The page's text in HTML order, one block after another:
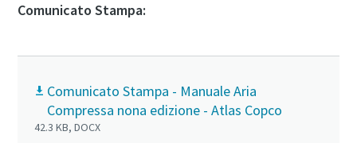
Comunicato Stampa:
Comunicato Stampa - Manuale Aria
Compressa nona edizione - Atlas Copco
42.3 KB, DOCX